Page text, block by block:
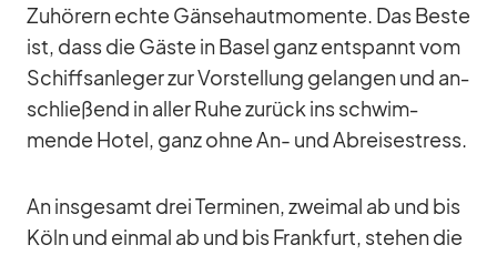
Zu­hö­rern echte Gän­se­haut­mo­mente. Das Beste
ist, dass die Gäste in Ba­sel ganz ent­spannt vom
Schiffs­an­le­ger zur Vor­stel­lung ge­lan­gen und an­
schlie­ßend in al­ler Ruhe zu­rück ins schwim­
mende Ho­tel, ganz ohne An- und Ab­rei­se­stress.
An ins­ge­samt drei Ter­mi­nen, zwei­mal ab und bis
Köln und ein­mal ab und bis Frank­furt, ste­hen die